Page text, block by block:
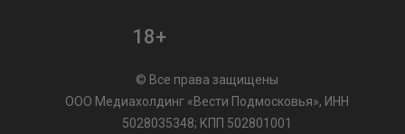
18+
© Все права защищены
ООО Медиахолдинг «Вести Подмосковья», ИНН
5028035348; КПП 502801001